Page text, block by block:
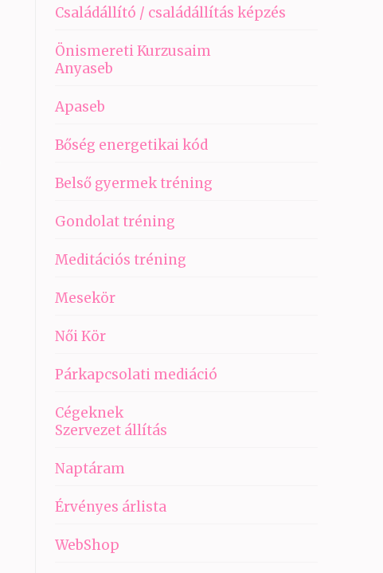
Családállító / családállítás képzés
Önismereti Kurzusaim
Anyaseb
Apaseb
Bőség energetikai kód
Belső gyermek tréning
Gondolat tréning
Meditációs tréning
Mesekör
Női Kör
Párkapcsolati mediáció
Cégeknek
Szervezet állítás
Naptáram
Érvényes árlista
WebShop